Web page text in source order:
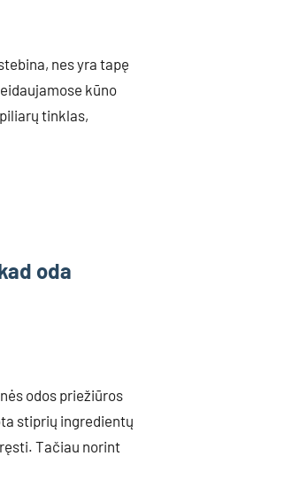
nes yra tapę
kūno
tinklas,
oda
odos priežiūros
stiprių ingredientų
Tačiau norint